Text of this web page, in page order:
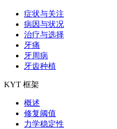
症状与关注
病因与状况
治疗与选择
牙痛
牙周病
牙齿种植
KYT 框架
概述
修复阈值
力学稳定性